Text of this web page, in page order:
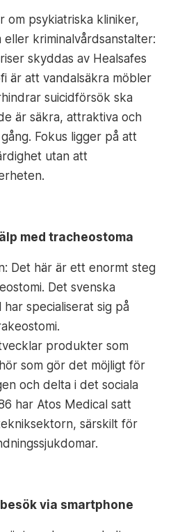
om psykiatriska kliniker,
eller kriminalvårdsanstalter:
skyddas av Healsafes
är att vandalsäkra möbler
suicidförsök ska
är säkra, attraktiva och
Fokus ligger på att
utan att
med tracheostoma
Det här är ett enormt steg
Det svenska
specialiserat sig på
produkter som
som gör det möjligt för
och delta i det sociala
har Atos Medical satt
särskilt för
via smartphone